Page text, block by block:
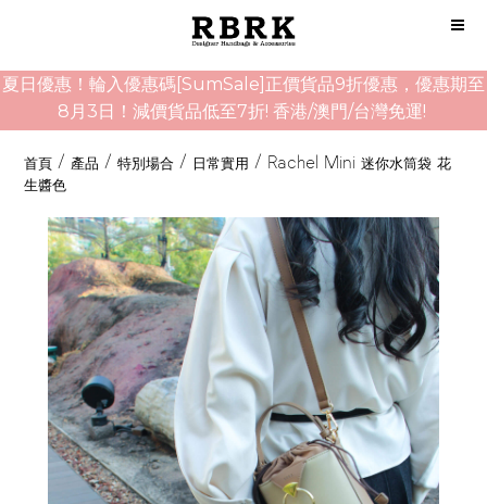
夏日優惠！輪入優惠碼[SumSale]正價貨品9折優惠，優惠期至
8月3日！減價貨品低至7折! 香港/澳門/台灣免運!
首頁 / 產品 /特別場合 / 日常實用 / Rachel Mini 迷你水筒袋 花
生醬色